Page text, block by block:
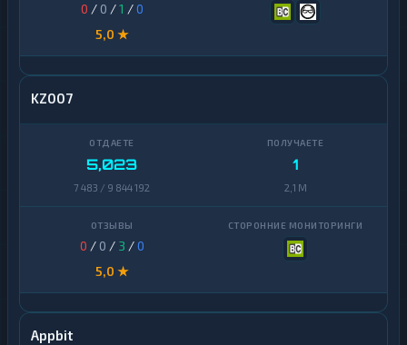
0 / 0 /1 /0
5,0 ★
KZ007
5,023
7 483 / 9 844 192
1
2,1 M
0 / 0 / 3 /0
5,0 ★
Appbit